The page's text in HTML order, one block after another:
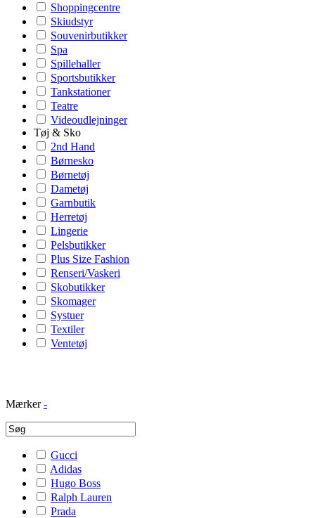
Shoppingcentre
Skiudstyr
Souvenirbutikker
Spa
Spillehaller
Sportsbutikker
Tankstationer
Teatre
Videoudlejninger
Tøj & Sko
2nd Hand
Børnesko
Børnetøj
Dametøj
Garnbutik
Herretøj
Lingerie
Pelsbutikker
Plus Size Fashion
Renseri/Vaskeri
Skobutikker
Skomager
Systuer
Textiler
Ventetøj
Mærker -
Gucci
Adidas
Hugo Boss
Ralph Lauren
Prada